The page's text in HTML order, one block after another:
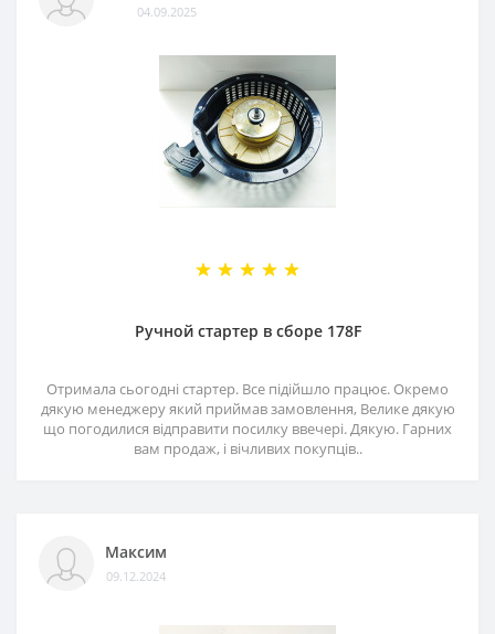
04.09.2025
Ручной стартер в сборе 178F
Отримала сьогодні стартер. Все підійшло працює. Окремо
дякую менеджеру який приймав замовлення, Велике дякую
що погодилися відправити посилку ввечері. Дякую. Гарних
вам продаж, і вічливих покупців..
Максим
09.12.2024